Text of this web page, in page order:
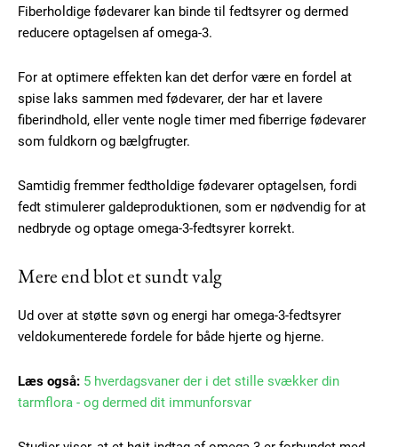
Subscription Plans
Free limited access
Gratis / forever
Fiberholdige fødevarer kan binde til fedtsyrer og dermed
reducere optagelsen af omega-3.
For at optimere effekten kan det derfor være en fordel at
spise laks sammen med fødevarer, der har et lavere
fiberindhold, eller vente nogle timer med fiberrige fødevarer
som fuldkorn og bælgfrugter.
Samtidig fremmer fedtholdige fødevarer optagelsen, fordi
fedt stimulerer galdeproduktionen, som er nødvendig for at
nedbryde og optage omega-3-fedtsyrer korrekt.
Mere end blot et sundt valg
Ud over at støtte søvn og energi har omega-3-fedtsyrer
veldokumenterede fordele for både hjerte og hjerne.
Læs også: 5 hverdagsvaner der i det stille svækker din
tarmflora - og dermed dit immunforsvar